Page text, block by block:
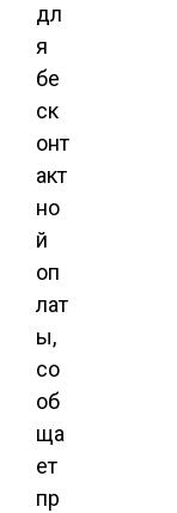
дл
я
бе
ск
онт
акт
но
й
оп
лат
ы,
со
об
ща
ет
пр